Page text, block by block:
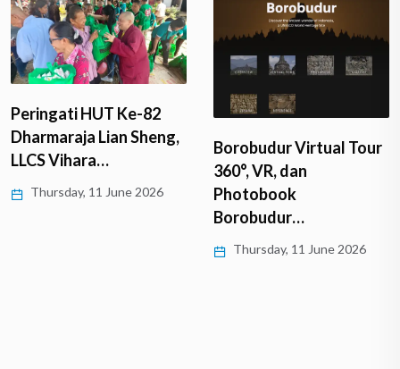
Peringati HUT Ke-82
Dharmaraja Lian Sheng,
LLCS Vihara…
Thursday, 11 June 2026
Borobudur Virtual Tour
360°, VR, dan
Photobook
Borobudur…
Thursday, 11 June 2026